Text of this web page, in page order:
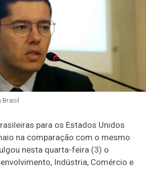
para os Estados Unidos
na comparação com o mesmo
nesta quarta-feira (3) o
Indústria, Comércio e